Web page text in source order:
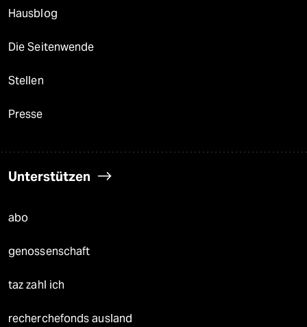
Hausblog
Die Seitenwende
Stellen
Presse
Unterstützen
abo
genossenschaft
taz zahl ich
recherchefonds ausland